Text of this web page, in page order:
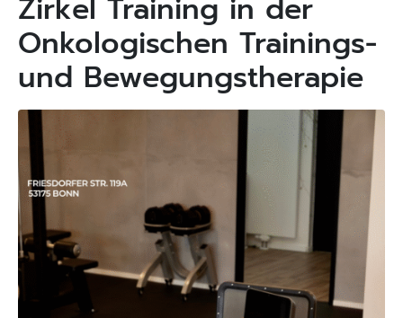
Zirkel Training in der
Onkologischen Trainings-
und Bewegungstherapie